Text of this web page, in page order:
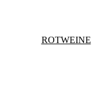
ROTWEINE